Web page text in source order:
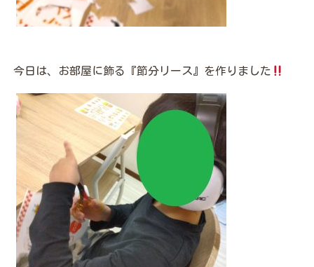
今日は、お部屋に飾る『節分リース』を作りました